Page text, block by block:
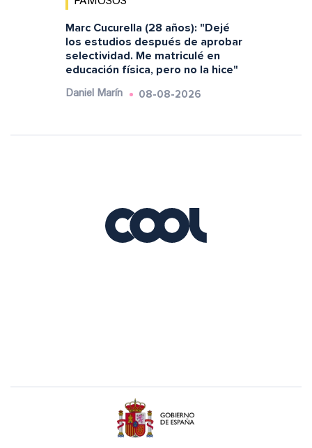
Marc Cucurella (28 años): "Dejé
los estudios después de aprobar
selectividad. Me matriculé en
educación física, pero no la hice"
Daniel Marín 08-08-2026